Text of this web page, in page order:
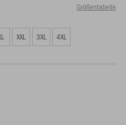
Größentabelle
XXL 3XL 4XL